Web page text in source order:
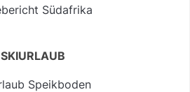
Südafrika
SKIURLAUB
Speikboden